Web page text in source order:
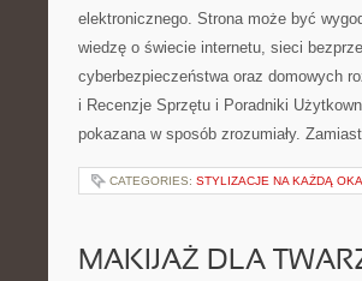
elektronicznego. Strona może być
wiedzę o świecie internetu, sieci
cyberbezpieczeństwa oraz domowych
i Recenzje Sprzętu i Poradniki
pokazana w sposób zrozumiały.
CATEGORIES: STYLIZACJE NA KAŻDĄ
MAKIJAŻ DLA